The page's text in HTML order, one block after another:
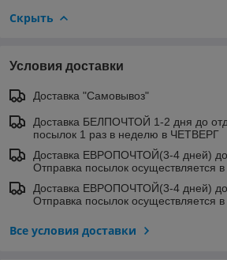
Скрыть
Условия доставки
Доставка "Самовывоз"
Доставка БЕЛПОЧТОЙ 1-2 дня до
посылок 1 раз в неделю в ЧЕТВЕРГ
Доставка ЕВРОПОЧТОЙ(3-4 дней)
Отправка посылок осуществляется
Доставка ЕВРОПОЧТОЙ(3-4 дней)
Отправка посылок осуществляется
Все условия доставки